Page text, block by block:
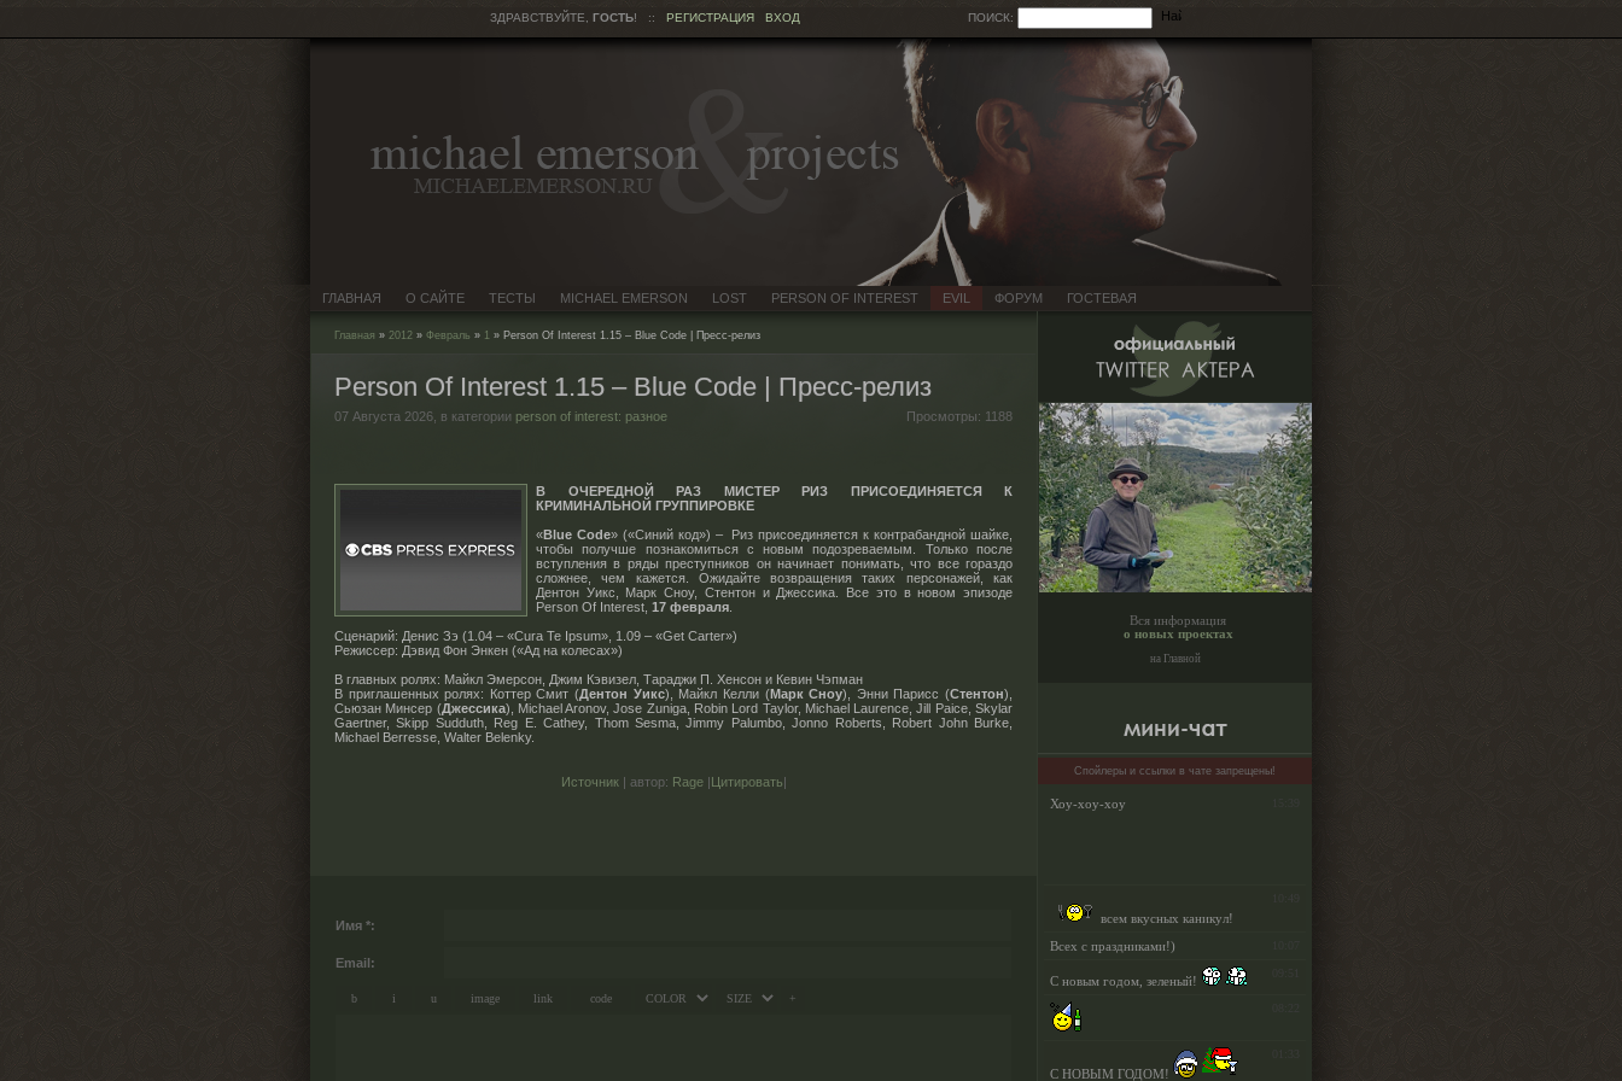
ЗДРАВСТВУЙТЕ, ГОСТЬ! :: РЕГИСТРАЦИЯ ВХОД ПОИСК:
ГЛАВНАЯ О САЙТЕ ТЕСТЫ MICHAEL EMERSON LOST PERSON OF INTEREST EVIL ФОРУМ ГОСТЕВАЯ
Главная » 2012 » Февраль » 1 » Person Of Interest 1.15 – Blue Code | Пресс-релиз
Person Of Interest 1.15 – Blue Code | Пресс-релиз
07 Августа 2026, в категории person of interest: разное Просмотры: 1188
В ОЧЕРЕДНОЙ РАЗ МИСТЕР РИЗ ПРИСОЕДИНЯЕТСЯ К
КРИМИНАЛЬНОЙ ГРУППИРОВКЕ
«Blue Code» («Синий код») – Риз присоединяется к контрабандной шайке,
чтобы получше познакомиться с новым подозреваемым. Только после
вступления в ряды преступников он начинает понимать, что все гораздо
сложнее, чем кажется. Ожидайте возвращения таких персонажей, как
Дентон Уикс, Марк Сноу, Стентон и Джессика. Все это в новом эпизоде
Person Of Interest, 17 февраля
Сценарий: Денис Зэ (1.04 – «Cura Te Ipsum», 1.09 – «Get Carter»)
Режиссер: Дэвид Фон Энкен («Ад на колесах»)
В главных ролях: Майкл Эмерсон, Джим Кэвизел, Тараджи П. Хенсон и Кевин Чэпман
В приглашенных ролях: Коттер Смит (Дентон Уикс), Майкл Келли (Марк Сноу), Энни Парисс (Стентон),
Сьюзан Минсер (Джессика), Michael Aronov, Jose Zuniga, Robin Lord Taylor, Michael Laurence, Jill Paice, Skylar
Gaertner, Skipp Sudduth, Reg E. Cathey, Thom Sesma, Jimmy Palumbo, Jonno Roberts, Robert John Burke,
Michael Berresse, Walter Belenky.
Источник| автор: Rage|Цитировать|
Имя *:
Email:
Вся информация
о новых проектах
на Главной
Спойлеры и ссылки в чате запрещены!